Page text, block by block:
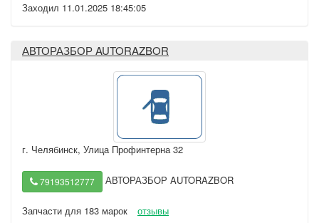
Заходил 11.01.2025 18:45:05
АВТОРАЗБОР AUTORAZBOR
г. Челябинск, Улица Профинтерна 32
79193512777 АВТОРАЗБОР AUTORAZBOR
Запчасти для 183 марок
отзывы